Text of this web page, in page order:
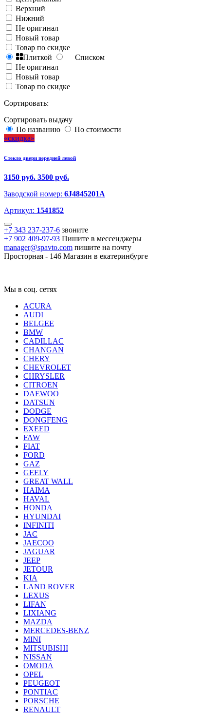
Верхний
Нижний
Не оригинал
Новый товар
Товар по скидке
Плиткой
Списком
Не оригинал
Новый товар
Товар по скидке
Сортировать:
Сортировать выдачу
По названию
По стоимости
скидка
Стекло двери передней левой
3150 руб. 3500 руб.
Заводской номер: 6J4845201A
Артикул: 1541852
+7 343 237-237-6 звоните
+7 902 409-97-93 Пишите в мессенджеры
manager@spavto.com пишите на почту
Просторная - 146 Магазин в екатеринбурге
Мы в соц. сетях
ACURA
AUDI
BELGEE
BMW
CADILLAC
CHANGAN
CHERY
CHEVROLET
CHRYSLER
CITROEN
DAEWOO
DATSUN
DODGE
DONGFENG
EXEED
FAW
FIAT
FORD
GAZ
GEELY
GREAT WALL
HAIMA
HAVAL
HONDA
HYUNDAI
INFINITI
JAC
JAECOO
JAGUAR
JEEP
JETOUR
KIA
LAND ROVER
LEXUS
LIFAN
LIXIANG
MAZDA
MERCEDES-BENZ
MINI
MITSUBISHI
NISSAN
OMODA
OPEL
PEUGEOT
PONTIAC
PORSCHE
RENAULT